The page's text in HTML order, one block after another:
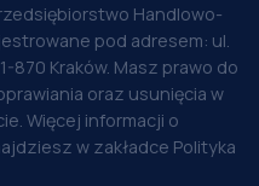
Handlowo-
pod adresem: ul.
870 Kraków. Masz prawo do
oraz usunięcia w
Więcej informacji o
w zakładce Polityka